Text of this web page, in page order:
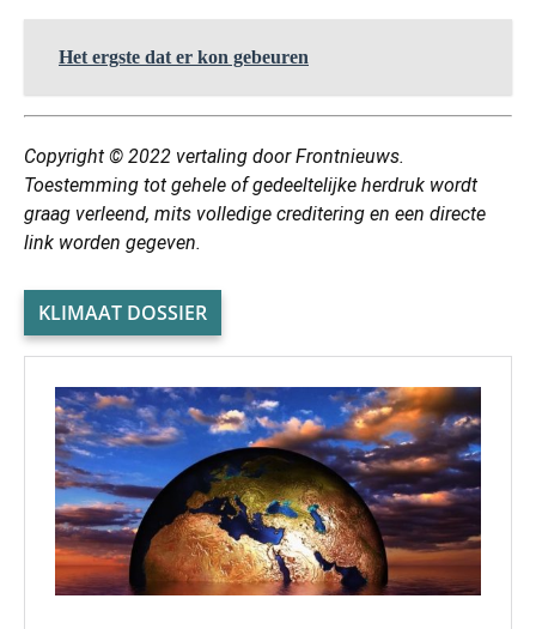
Het ergste dat er kon gebeuren
Copyright © 2022 vertaling door Frontnieuws.
Toestemming tot gehele of gedeeltelijke herdruk wordt
graag verleend, mits volledige creditering en een directe
link worden gegeven.
KLIMAAT DOSSIER